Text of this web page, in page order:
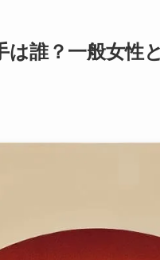
は誰？一般女性